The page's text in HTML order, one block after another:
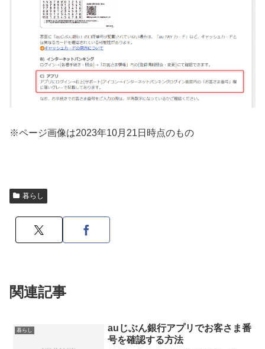
※ページ画像は2023年10月21日時点のもの
暮らし
関連記事
暮らし
auじぶん銀行アプリでお客さま番
号を確認する方法